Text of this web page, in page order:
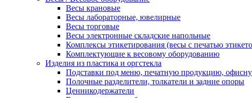
Весы крановые
Весы лабораторные, ювелирные
Весы торговые
Весы электронные складские напольные
Комплексы этикетирования (весы с печатью
Комплектующие к весовому оборудованию
Изделия из пластика и оргстекла
Подставки под меню, печатную продукцию,
Полочные разделители, толкатели и задние опоры
Ценникодержатели